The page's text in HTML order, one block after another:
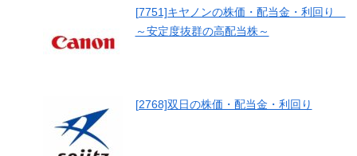
[7751]キヤノンの株価・配当金・利回り
～安定度抜群の高配当株～
[2768]双日の株価・配当金・利回り